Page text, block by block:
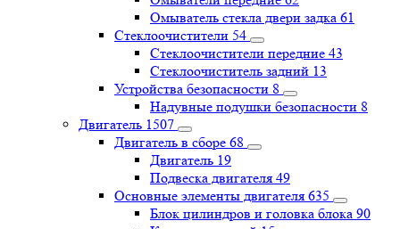
Омыватель стекла двери задка 61
Стеклоочистители 54
Стеклоочистители передние 43
Стеклоочиститель задний 13
Устройства безопасности 8
Надувные подушки безопасности 8
Двигатель 1507
Двигатель в сборе 68
Двигатель 19
Подвеска двигателя 49
Основные элементы двигателя 635
Блок цилиндров и головка блока 90